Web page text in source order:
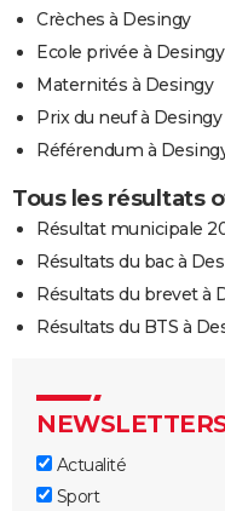
Crèches à Desingy
Ecole privée à Desingy
Maternités à Desingy
Prix du neuf à Desingy
Référendum à
Tous les résultats
Résultat municipale
Résultats du bac à
Résultats du brevet à
Résultats du BTS à
Actualité
Sport